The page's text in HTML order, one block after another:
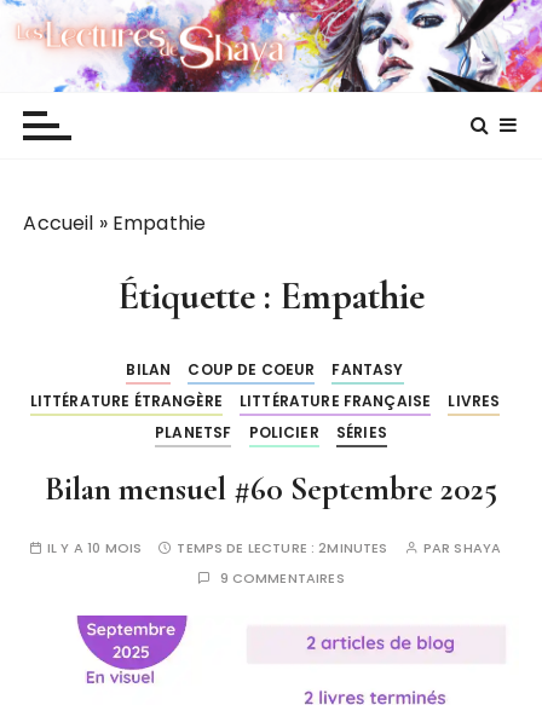
P
Les lectures de Shaya
Accueil » Empathie
Étiquette : Empathie
BILAN COUP DE COEUR
FANTASY
LITTÉRATURE ÉTRANGÈRE
LITTÉRATURE FRANÇAISE
LIVRES
PLANETSF
POLICIER SÉRIES
Bilan mensuel #60 Septembre 2025
IL Y A 10 MOIS TEMPS DE LECTURE :2MINUTES PAR SHAYA
9 COMMENTAIRES